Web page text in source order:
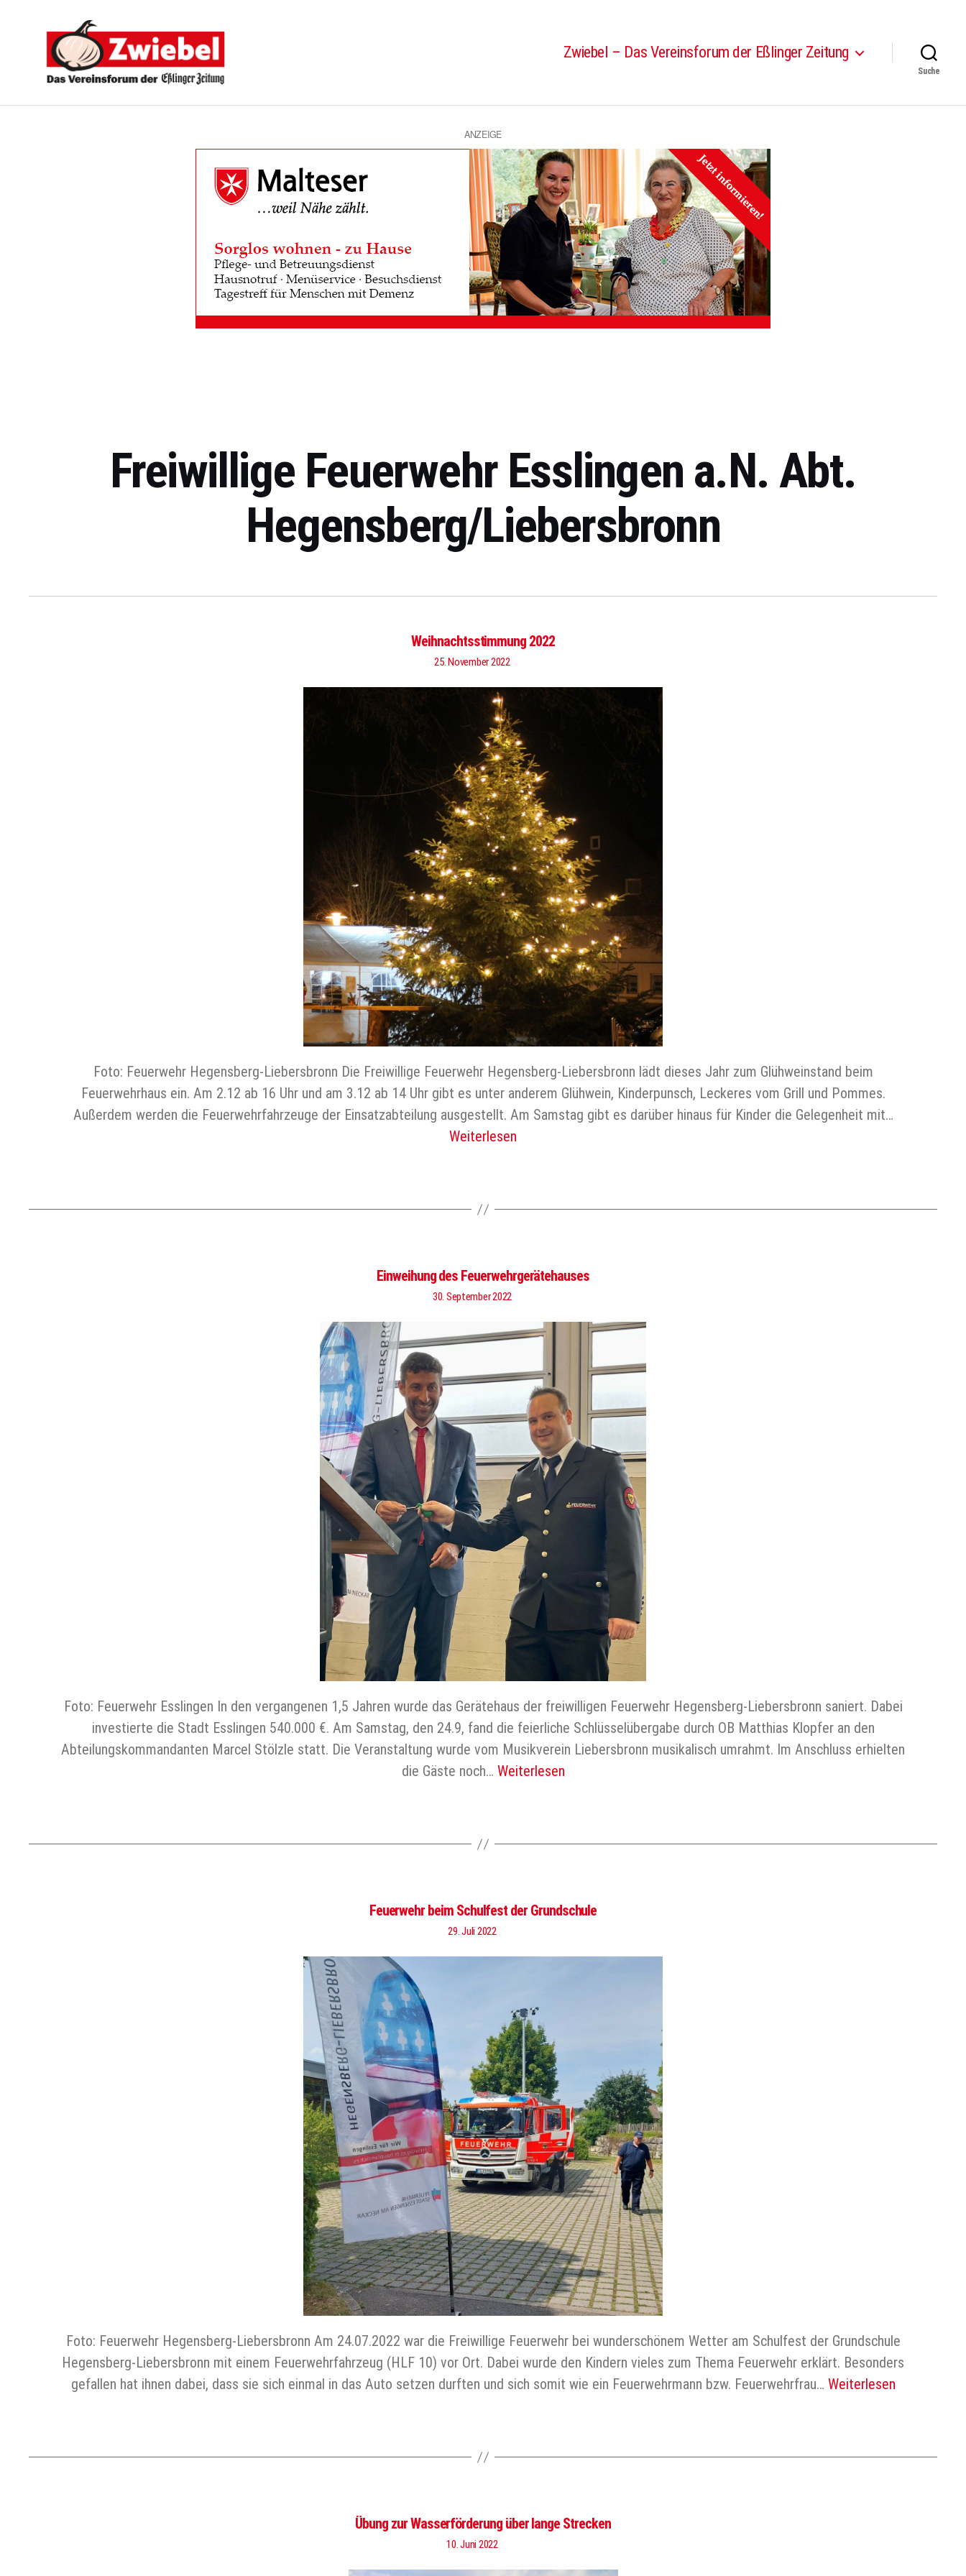
-
Zwiebel – Das Vereinsforum der Eßlinger Zeitung
Suche
ANZEIGE
Freiwillige Feuerwehr Esslingen a.N. Abt.
Hegensberg/Liebersbronn
Weihnachtsstimmung 2022
25. November 2022
Foto: Feuerwehr Hegensberg-Liebersbronn Die Freiwillige Feuerwehr Hegensberg-Liebersbronn lädt dieses Jahr zum Glühweinstand beim
Feuerwehrhaus ein. Am 2.12 ab 16 Uhr und am 3.12 ab 14 Uhr gibt es unter anderem Glühwein, Kinderpunsch, Leckeres vom Grill und Pommes.
Außerdem werden die Feuerwehrfahrzeuge der Einsatzabteilung ausgestellt. Am Samstag gibt es darüber hinaus für Kinder die Gelegenheit mit…
Weiterlesen
Einweihung des Feuerwehrgerätehauses
30. September 2022
Foto: Feuerwehr Esslingen In den vergangenen 1,5 Jahren wurde das Gerätehaus der freiwilligen Feuerwehr Hegensberg-Liebersbronn saniert. Dabei
investierte die Stadt Esslingen 540.000 €. Am Samstag, den 24.9, fand die feierliche Schlüsselübergabe durch OB Matthias Klopfer an den
Abteilungskommandanten Marcel Stölzle statt. Die Veranstaltung wurde vom Musikverein Liebersbronn musikalisch umrahmt. Im Anschluss erhielten
die Gäste noch… Weiterlesen
Feuerwehr beim Schulfest der Grundschule
29. Juli 2022
Foto: Feuerwehr Hegensberg-Liebersbronn Am 24.07.2022 war die Freiwillige Feuerwehr bei wunderschönem Wetter am Schulfest der Grundschule
Hegensberg-Liebersbronn mit einem Feuerwehrfahrzeug (HLF 10) vor Ort. Dabei wurde den Kindern vieles zum Thema Feuerwehr erklärt. Besonders
gefallen hat ihnen dabei, dass sie sich einmal in das Auto setzen durften und sich somit wie ein Feuerwehrmann bzw. Feuerwehrfrau… Weiterlesen
Übung zur Wasserförderung über lange Strecken
10. Juni 2022